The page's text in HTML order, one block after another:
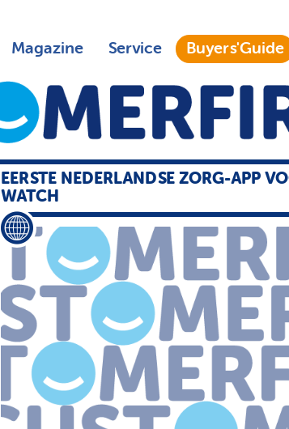
Magazine Service Buyers'Guide
EERSTE NEDERLANDSE ZORG-APP
WATCH